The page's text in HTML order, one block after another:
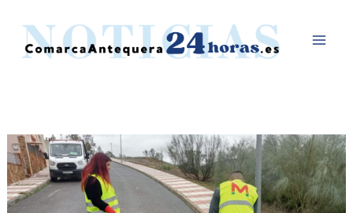
contenido